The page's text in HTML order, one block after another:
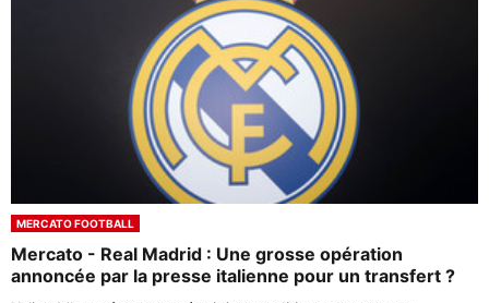
MERCATO FOOTBALL
Mercato - Real Madrid : Une grosse opération
annoncée par la presse italienne pour un transfert ?